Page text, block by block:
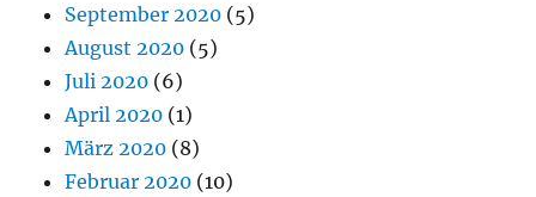
September 2020 (5)
August 2020 (5)
Juli 2020 (6)
April 2020 (1)
März 2020 (8)
Februar 2020 (10)